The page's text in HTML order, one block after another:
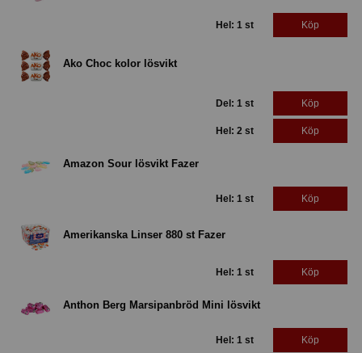
Hel: 1 st Köp
Ako Choc kolor lösvikt
Del: 1 st Köp
Hel: 2 st Köp
Amazon Sour lösvikt Fazer
Hel: 1 st Köp
Amerikanska Linser 880 st Fazer
Hel: 1 st Köp
Anthon Berg Marsipanbröd Mini lösvikt
Hel: 1 st Köp